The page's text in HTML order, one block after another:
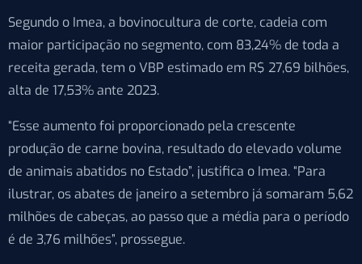
Segundo o Imea, a bovinocultura de corte, cadeia com
maior participação no segmento, com 83,24% de toda a
receita gerada, tem o VBP estimado em R$ 27,69 bilhões,
alta de 17,53% ante 2023.
“Esse aumento foi proporcionado pela crescente
produção de carne bovina, resultado do elevado volume
de animais abatidos no Estado”, justifica o Imea. “Para
ilustrar, os abates de janeiro a setembro já somaram 5,62
milhões de cabeças, ao passo que a média para o período
é de 3,76 milhões”, prossegue.